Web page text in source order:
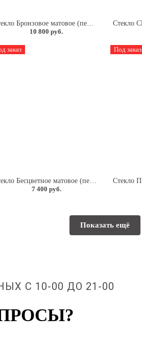
Стекло Бронзовое матовое (песок) 8мм.
10 800 руб.
заказ
7 400 руб.
Под заказ
Показать ещё
С 10-00 ДО 21-00